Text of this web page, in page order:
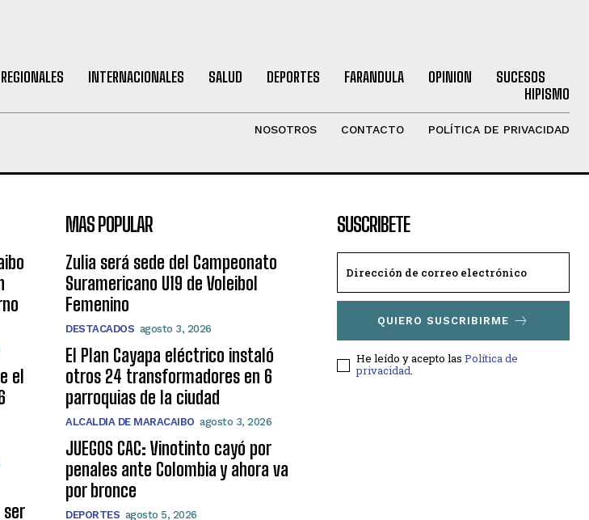
REGIONALES INTERNACIONALES SALUD DEPORTES FARANDULA OPINION
SUCESOS
HIPISMO
NOSOTROS CONTACTO POLÍTICA DE PRIVACIDAD
el
ser
MAS POPULAR
Zulia será sede del Campeonato
Suramericano U19 de Voleibol
Femenino
DESTACADOS agosto 3, 2026
El Plan Cayapa eléctrico instaló
otros 24 transformadores en 6
parroquias de la ciudad
ALCALDIA DE MARACAIBO agosto 3, 2026
JUEGOS CAC: Vinotinto cayó por
penales ante Colombia y ahora va
por bronce
DEPORTES agosto 5, 2026
SUSCRIBETE
QUIERO SUSCRIBIRME
He leído y acepto las Política de
privacidad.